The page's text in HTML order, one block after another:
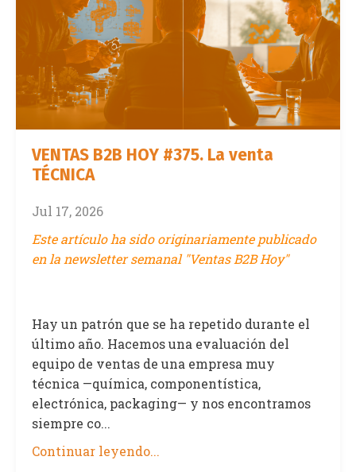
VENTAS B2B HOY #375. La venta
TÉCNICA
Jul 17, 2026
Este artículo ha sido originariamente publicado
en la newsletter semanal "Ventas B2B Hoy"
Hay un patrón que se ha repetido durante el
último año. Hacemos una evaluación del
equipo de ventas de una empresa muy
técnica —química, componentística,
electrónica, packaging— y nos encontramos
siempre co...
Continuar leyendo...